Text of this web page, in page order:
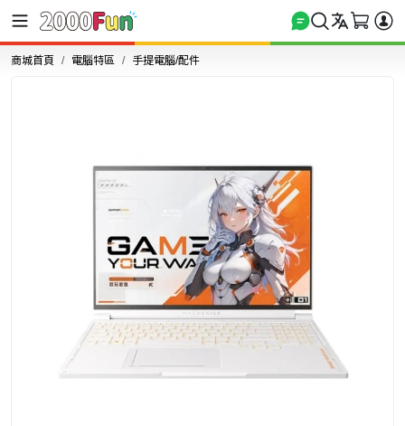
商城首頁 電腦特區 手提電腦/配件